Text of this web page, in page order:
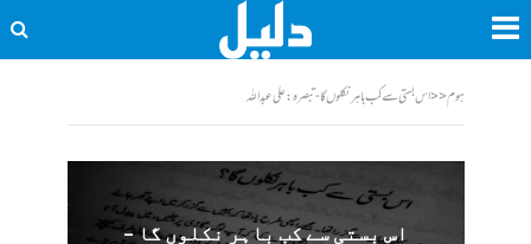
ہوم<<اس بستی سے کب باہر نکلوں گا - تبصرہ: علی عبداللہ
اس بستی سے کب باہر نکلوں گا –